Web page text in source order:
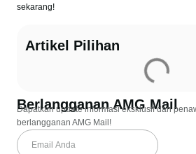
sekarang!
Artikel Pilihan
Berlangganan AMG Mail
Dapatkan update informasi eksklusif dan
berlangganan AMG Mail!